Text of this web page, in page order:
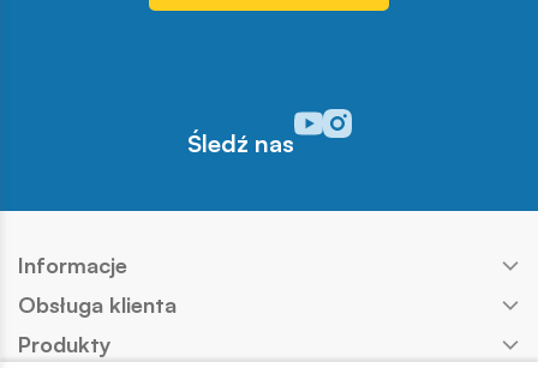
Śledź nas
Odwiedź nasz profil w
Odwiedź nasz profil w
Informacje
Obsługa klienta
Produkty